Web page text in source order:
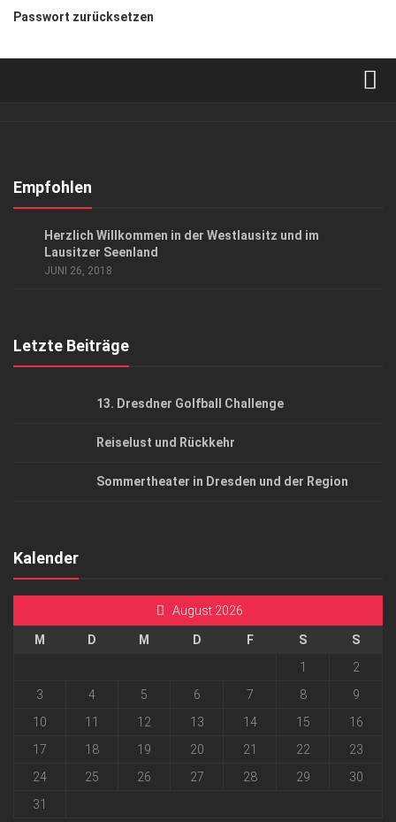
Passwort zurücksetzen
Kontakt, Impressum
Empfohlen
Herzlich Willkommen in der Westlausitz und im
Lausitzer Seenland
JUNI 26, 2018
Letzte Beiträge
13. Dresdner Golfball Challenge
Reiselust und Rückkehr
Sommertheater in Dresden und der Region
Kalender
August 2026
M D M D F S
S
1
2
3
4 5 6 7 8
9
10
11 12 13 14 15
16
17
18 19 20 21 22
23
24
25 26 27 28 29
30
31